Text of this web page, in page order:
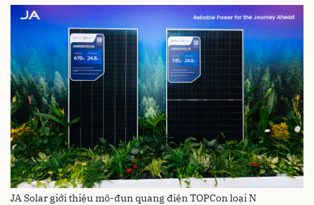
JA Solar giới thiệu mô-đun quang điện TOPCon loại N